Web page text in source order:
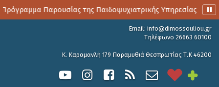
Παρουσίας της Παιδοψυχιατρικής Υπηρεσίας
Email: info@dimossouliou.gr
Τηλέφωνο 26663 60100
Κ. Καραμανλή 179 Παραμυθιά Θεσπρωτίας Τ.Κ 46200